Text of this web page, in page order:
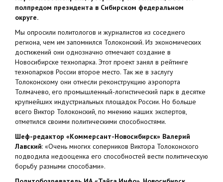
полпредом президента в Сибирском федеральном
округе.
Мы опросили политологов и журналистов из соседнего
региона, чем им запомнился Толоконский. Из экономических
достижений они однозначно отмечают создание в
Новосибирске технопарка. Этот проект занял в рейтинге
технопарков России второе место. Так же в заслугу
Толоконскому они отнесли реконструкцию аэропорта
Толмачево, его промышленный-логистический парк в десятке
крупнейших индустриальных площадок России. Но больше
всего Виктор Толоконский, по мнению наших экспертов,
отметился своими политическими способностями.
Шеф-редактор «Коммерсант-Новосибирск» Валерий
Лавский: «Очень многих соперников Виктора Толоконского
подводила недооценка его способностей вести политическую
борьбу разными способами».